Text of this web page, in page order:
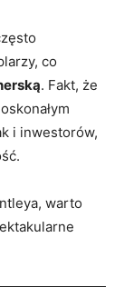
co
. Fakt, że
i⁤ inwestorów,
warto